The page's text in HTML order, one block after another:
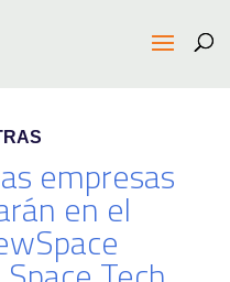
empresas
en el